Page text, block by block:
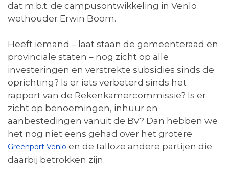
dat m.b.t. de campusontwikkeling in Venlo
wethouder Erwin Boom.
Heeft iemand – laat staan de gemeenteraad en
provinciale staten – nog zicht op alle
investeringen en verstrekte subsidies sinds de
oprichting? Is er iets verbeterd sinds het
rapport van de Rekenkamercommissie? Is er
zicht op benoemingen, inhuur en
aanbestedingen vanuit de BV? Dan hebben we
het nog niet eens gehad over het grotere
Greenport Venlo en de talloze andere partijen die
daarbij betrokken zijn.